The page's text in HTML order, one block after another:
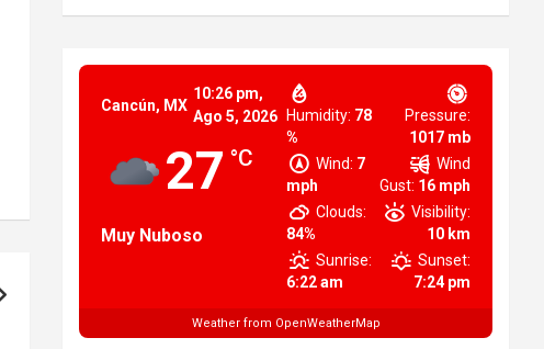
Cancún, MX
10:26 pm,
Ago 5, 2026
27 °C
Muy Nuboso
Humidity: 78
%
Pressure:
1017 mb
Wind: 7
mph
Wind
Gust: 16 mph
Clouds:
84%
Visibility:
10 km
Sunrise:
6:22 am
Sunset:
7:24 pm
Weather from OpenWeatherMap